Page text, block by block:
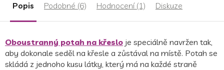
Popis Podobné (6) Hodnocení (1) Diskuze
Oboustranný potah na křeslo je speciálně navržen tak,
aby dokonale seděl na křesle a zůstával na místě. Potah se
skládá z jednoho kusu látky, který má na každé straně